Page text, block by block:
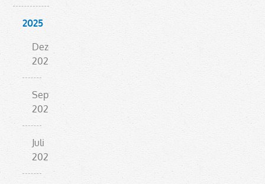
2025
Dezember
2025
September
2025
Juli
2025